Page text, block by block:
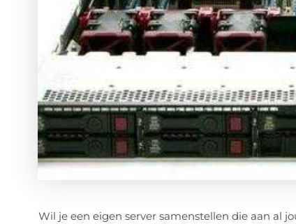
Wil je een eigen server samenstellen die aan al